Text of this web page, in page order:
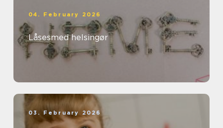
04. February 2026
Låsesmed helsingør
03. February 2026